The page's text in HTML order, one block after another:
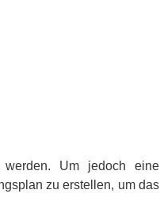
werden. Um jedoch eine
zu erstellen, um das